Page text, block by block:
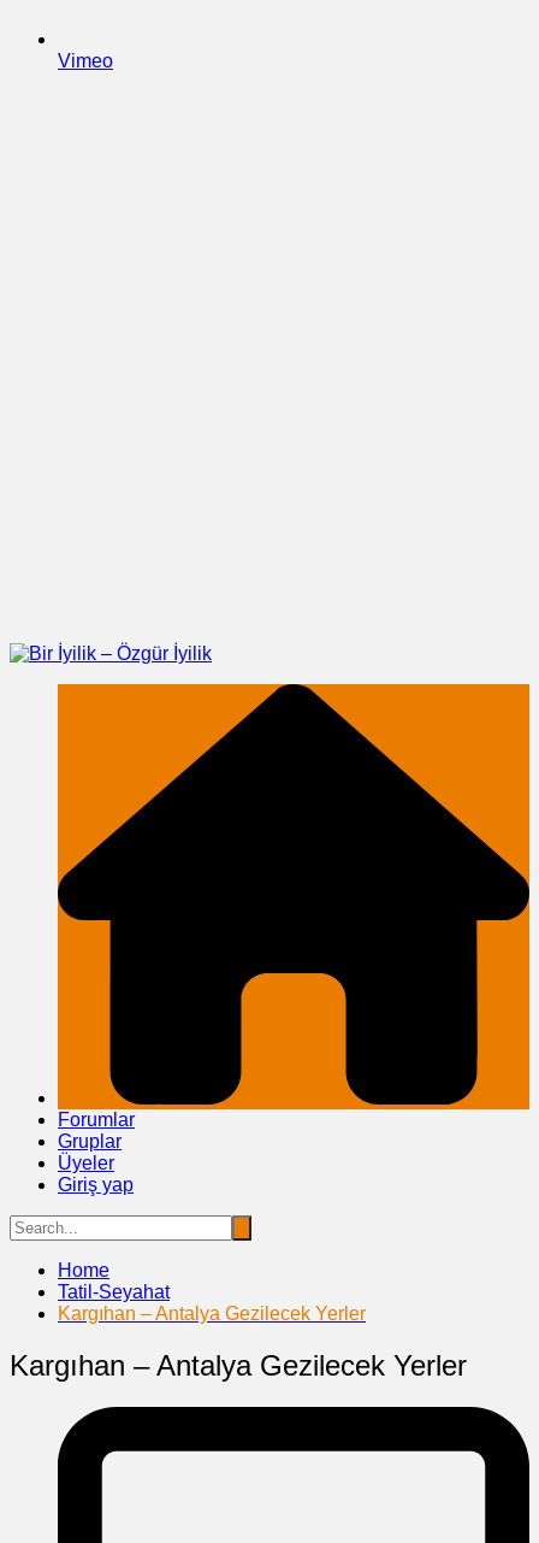
Vimeo
Forumlar
Gruplar
Üyeler
Giriş yap
Home
Tatil-Seyahat
Kargıhan – Antalya Gezilecek Yerler
Kargıhan – Antalya Gezilecek Yerler